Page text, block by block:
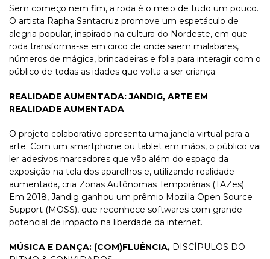
Sem começo nem fim, a roda é o meio de tudo um pouco.
O artista Rapha Santacruz promove um espetáculo de
alegria popular, inspirado na cultura do Nordeste, em que
roda transforma-se em circo de onde saem malabares,
números de mágica, brincadeiras e folia para interagir com o
público de todas as idades que volta a ser criança.
REALIDADE AUMENTADA: JANDIG, ARTE EM
REALIDADE AUMENTADA
O projeto colaborativo apresenta uma janela virtual para a
arte. Com um smartphone ou tablet em mãos, o público vai
ler adesivos marcadores que vão além do espaço da
exposição na tela dos aparelhos e, utilizando realidade
aumentada, cria Zonas Autônomas Temporárias (TAZes).
Em 2018, Jandig ganhou um prêmio Mozilla Open Source
Support (MOSS), que reconhece softwares com grande
potencial de impacto na liberdade da internet.
MÚSICA E DANÇA: (COM)FLUÊNCIA, DISCÍPULOS DO